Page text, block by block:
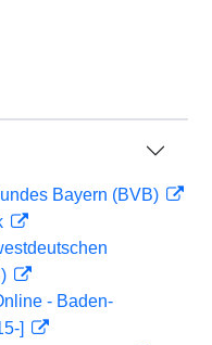
Bayern (BVB)
- Baden-
]